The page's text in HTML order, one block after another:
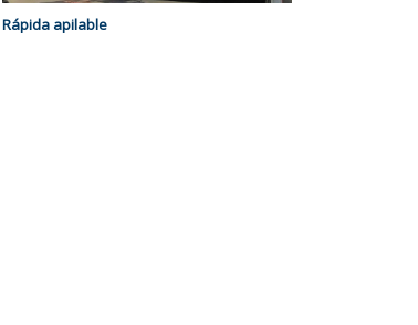
Rápida apilable